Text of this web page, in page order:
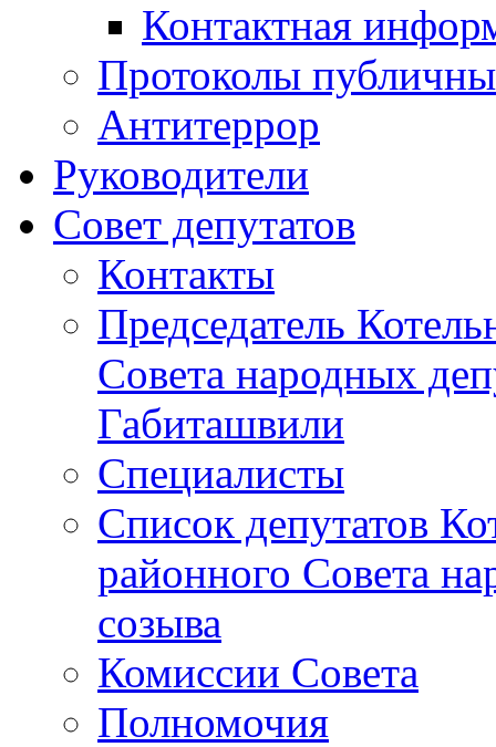
Контактная
Протоколы
Антитеррор
Руководители
Совет депутатов
Контакты
Председатель
Совета народных
Габиташвили
Специалисты
Список депутатов
районного Совета
созыва
Комиссии Совета
Полномочия